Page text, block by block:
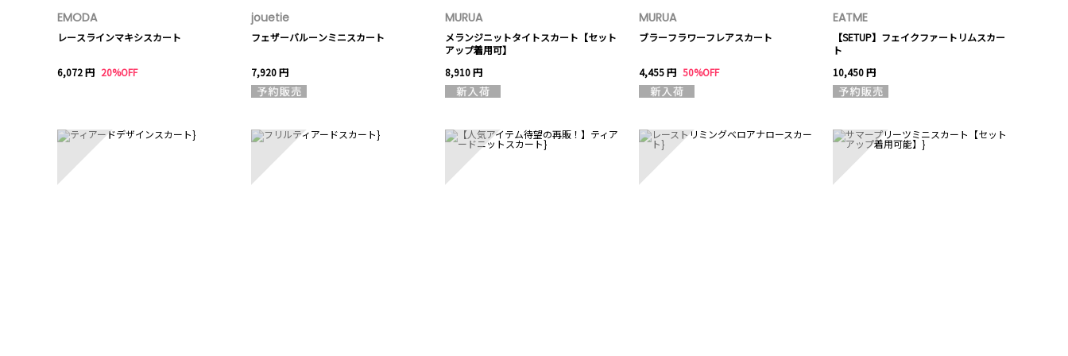
EMODA
レースラインマキシスカート
6,072 円 20%OFF
jouetie
フェザーバルーンミニスカート
7,920 円
MURUA
メランジニットタイトスカート【セット
アップ着用可】
8,910 円
MURUA
ブラーフラワーフレアスカート
4,455 円 50%OFF
EATME
【SETUP】フェイクファートリムスカー
ト
10,450 円